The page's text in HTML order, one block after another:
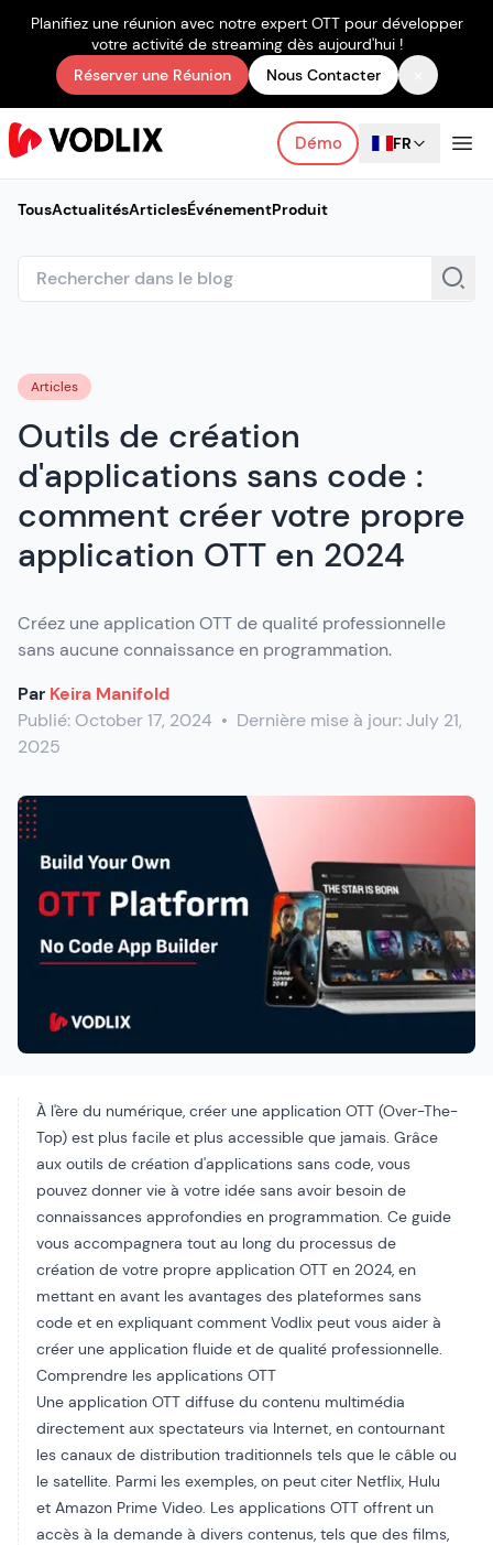
Planifiez une réunion avec notre expert OTT pour développer
votre activité de streaming dès aujourd'hui !
Réserver une Réunion
Nous Contacter
Démo FR
TousActualitésArticlesÉvénementProduit
Articles
Outils de création
d'applications sans code :
comment créer votre propre
application OTT en 2024
Créez une application OTT de qualité professionnelle
sans aucune connaissance en programmation.
Par Keira Manifold
Publié: October 17, 2024 • Dernière mise à jour:July 21,
2025
À l'ère du numérique, créer une application OTT (Over-The-
Top) est plus facile et plus accessible que jamais. Grâce
aux outils de création d'applications sans code, vous
pouvez donner vie à votre idée sans avoir besoin de
connaissances approfondies en programmation. Ce guide
vous accompagnera tout au long du processus de
création de votre propre application OTT en 2024, en
mettant en avant les avantages des plateformes sans
code et en expliquant comment Vodlix peut vous aider à
créer une application fluide et de qualité professionnelle.
Comprendre les applications OTT
Une application OTT diffuse du contenu multimédia
directement aux spectateurs via Internet, en contournant
les canaux de distribution traditionnels tels que le câble ou
le satellite. Parmi les exemples, on peut citer Netflix, Hulu
et Amazon Prime Video. Les applications OTT offrent un
accès à la demande à divers contenus, tels que des films,